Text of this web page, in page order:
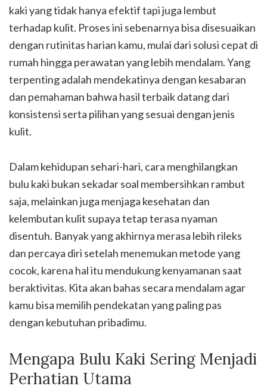
kaki yang tidak hanya efektif tapi juga lembut
terhadap kulit. Proses ini sebenarnya bisa disesuaikan
dengan rutinitas harian kamu, mulai dari solusi cepat di
rumah hingga perawatan yang lebih mendalam. Yang
terpenting adalah mendekatinya dengan kesabaran
dan pemahaman bahwa hasil terbaik datang dari
konsistensi serta pilihan yang sesuai dengan jenis
kulit.
Dalam kehidupan sehari-hari, cara menghilangkan
bulu kaki bukan sekadar soal membersihkan rambut
saja, melainkan juga menjaga kesehatan dan
kelembutan kulit supaya tetap terasa nyaman
disentuh. Banyak yang akhirnya merasa lebih rileks
dan percaya diri setelah menemukan metode yang
cocok, karena hal itu mendukung kenyamanan saat
beraktivitas. Kita akan bahas secara mendalam agar
kamu bisa memilih pendekatan yang paling pas
dengan kebutuhan pribadimu.
Mengapa Bulu Kaki Sering Menjadi
Perhatian Utama